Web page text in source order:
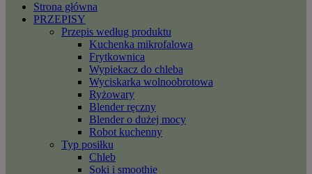
Strona główna
PRZEPISY
Przepis według produktu
Kuchenka mikrofalowa
Frytkownica
Wypiekacz do chleba
Wyciskarka wolnoobrotowa
Ryżowary
Blender ręczny
Blender o dużej mocy
Robot kuchenny
Typ posiłku
Chleb
Soki i smoothie